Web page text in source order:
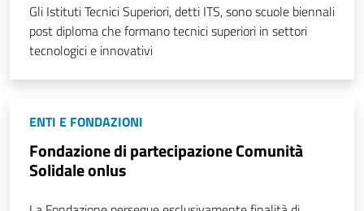
Gli Istituti Tecnici Superiori, detti ITS, sono scuole biennali
post diploma che formano tecnici superiori in settori
tecnologici e innovativi
ENTI E FONDAZIONI
Fondazione di partecipazione Comunità
Solidale onlus